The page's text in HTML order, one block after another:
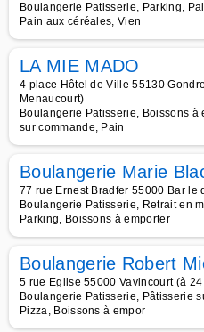
Boulangerie Patisserie, Parking,
Pain aux céréales, Vien
LA MIE MADO
4 place Hôtel de Ville 55130
Menaucourt)
Boulangerie Patisserie, Boissons à
sur commande, Pain
Boulangerie Marie
77 rue Ernest Bradfer 55000 Bar le
Boulangerie Patisserie, Retrait en
Parking, Boissons à emporter
Boulangerie Robert
5 rue Eglise 55000 Vavincourt (à
Boulangerie Patisserie, Pâtisserie
Pizza, Boissons à empor